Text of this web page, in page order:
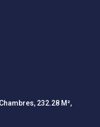
232.28 M²,